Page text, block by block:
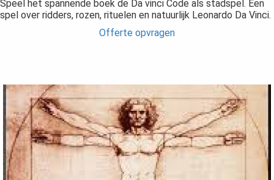
Speel het spannende boek de Da vinci Code als stadspel. Een
spel over ridders, rozen, rituelen en natuurlijk Leonardo Da Vinci.
Offerte opvragen